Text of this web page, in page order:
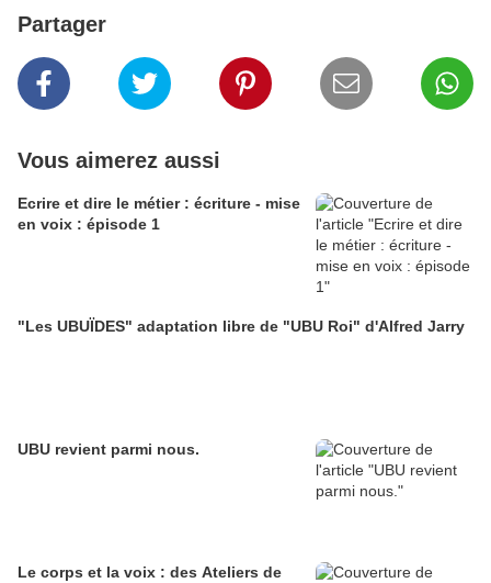
Partager
Vous aimerez aussi
Ecrire et dire le métier : écriture - mise
en voix : épisode 1
"Les UBUÏDES" adaptation libre de "UBU Roi" d'Alfred Jarry
UBU revient parmi nous.
Le corps et la voix : des Ateliers de